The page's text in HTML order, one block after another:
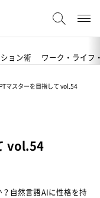
ョン術 ワーク・ライフ
マスターを目指して vol.54
vol.54
自然言語AIに性格を持